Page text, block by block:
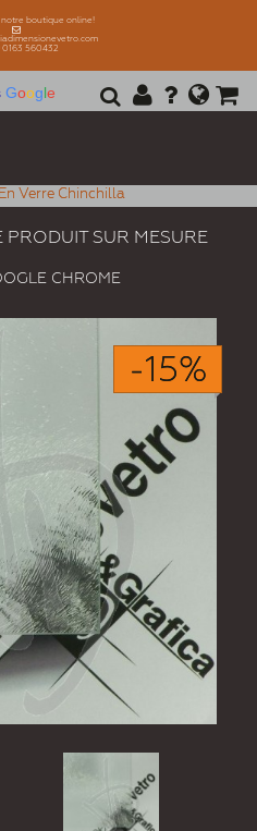
notre boutique online!
0163 560432
Google
Verre Chinchilla
SUR MESURE
CHROME
-15%